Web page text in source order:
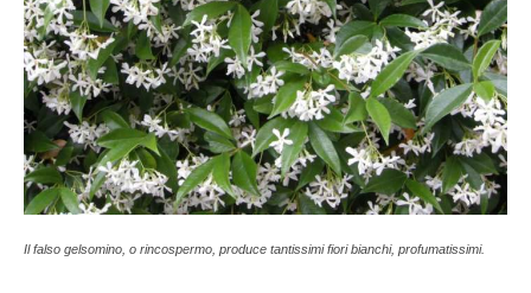
Il falso gelsomino, o rincospermo, produce tantissimi fiori bianchi, profumatissimi.